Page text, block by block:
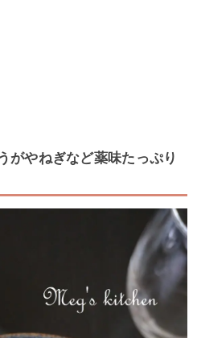
がやねぎなど薬味たっぷり